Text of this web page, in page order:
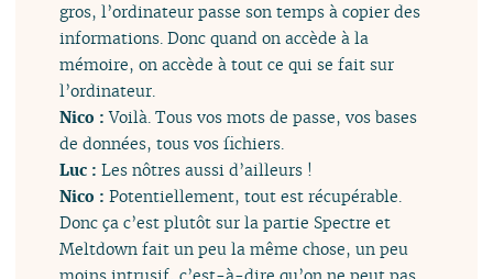
gros, l’ordinateur passe son temps à copier des
informations. Donc quand on accède à la
mémoire, on accède à tout ce qui se fait sur
l’ordinateur.
Nico :Voilà. Tous vos mots de passe, vos bases
de données, tous vos fichiers.
Luc :Les nôtres aussi d’ailleurs !
Nico :Potentiellement, tout est récupérable.
Donc ça c’est plutôt sur la partie Spectre et
Meltdown fait un peu la même chose, un peu